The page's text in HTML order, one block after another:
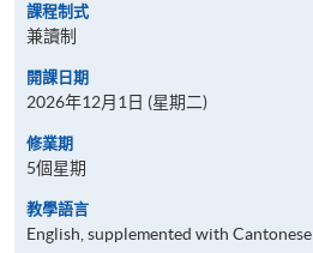
課程制式
兼讀制
開課日期
2026年12月1日 (星期二)
修業期
5個星期
教學語言
English, supplemented with Cantonese